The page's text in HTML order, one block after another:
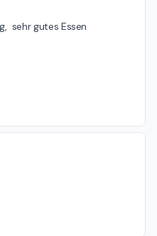
sehr gutes Essen